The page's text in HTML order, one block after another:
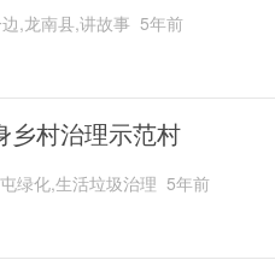
,龙南县,讲故事 5年前
乡村治理示范村
绿化,生活垃圾治理 5年前